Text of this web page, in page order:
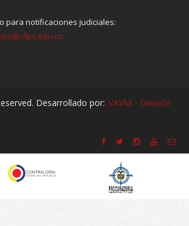
para notificaciones judiciales:
Desarrollado por: VAVM - División